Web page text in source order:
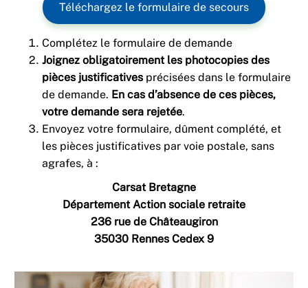
Téléchargez le formulaire de secours
Complétez le formulaire de demande
Joignez obligatoirement les photocopies des
pièces justificatives précisées dans le formulaire
de demande. En cas d’absence de ces pièces,
votre demande sera rejetée.
Envoyez votre formulaire, dûment complété, et
les pièces justificatives par voie postale, sans
agrafes, à :
Carsat Bretagne
Département Action sociale retraite
236 rue de Châteaugiron
35030 Rennes Cedex 9